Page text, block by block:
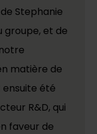
Stephanie
groupe, et de
matière de
été
R&D, qui
faveur de